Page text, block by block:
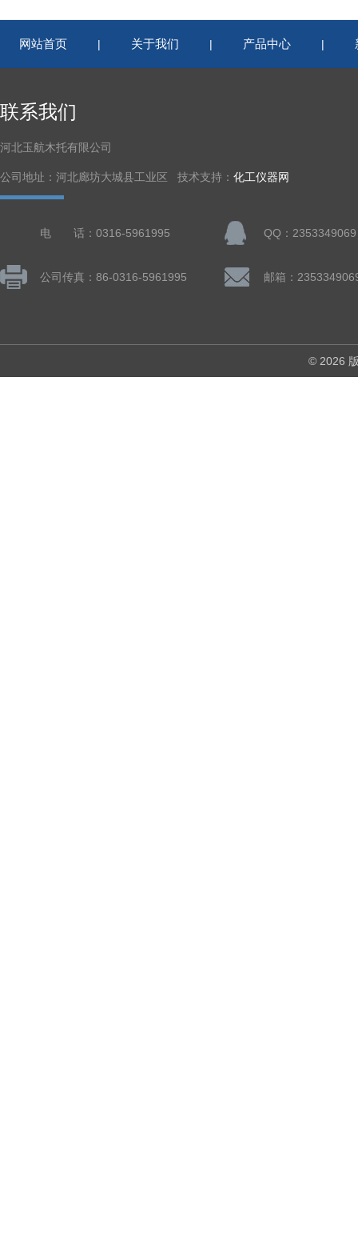
网站首页 | 关于我们 | 产品中心 |
联系我们
河北玉航木托有限公司
公司地址：河北廊坊大城县工业区 技术支持： 化工仪器网
电 话：0316-5961995 QQ：2353349069
公司传真：86-0316-5961995 邮箱：
© 2026